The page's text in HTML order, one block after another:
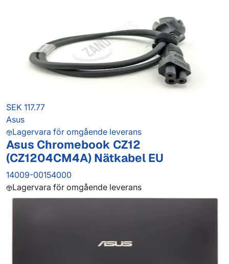
SEK 117.77
Asus
Lagervara för omgående leverans
Asus Chromebook CZ12
(CZ1204CM4A) Nätkabel EU
14009-00154000
Lagervara för omgående leverans